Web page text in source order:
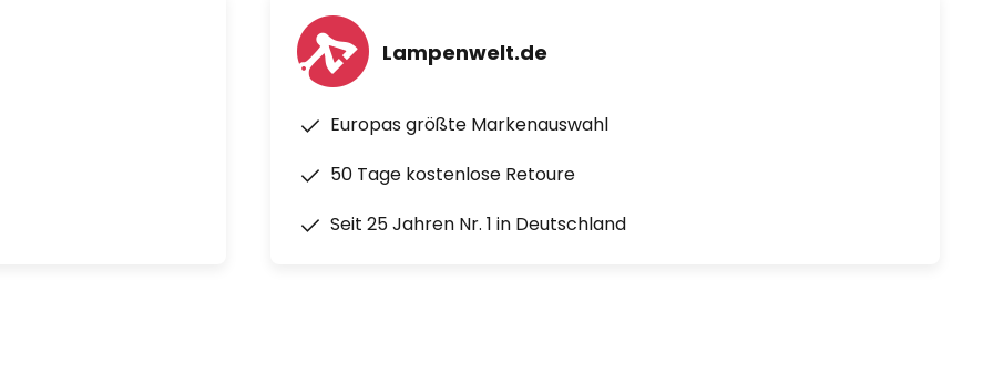
Lampenwelt.de
Europas größte Markenauswahl
50 Tage kostenlose Retoure
Seit 25 Jahren Nr. 1 in Deutschland